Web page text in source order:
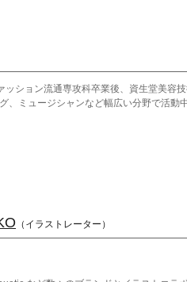
ション発表。
ショーを発表。
。
ションショーを発表。
ション流通専攻科卒業後、資生堂美容
、ミュージシャンなど幅広い分野で活動
（イラストレーター）